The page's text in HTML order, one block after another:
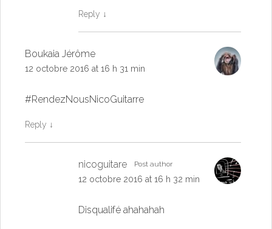
Reply ↓
Boukaia Jérôme
12 octobre 2016 at 16 h 31 min
#RendezNousNicoGuitarre
Reply ↓
nicoguitare Post author
12 octobre 2016 at 16 h 32 min
Disqualifé ahahahah